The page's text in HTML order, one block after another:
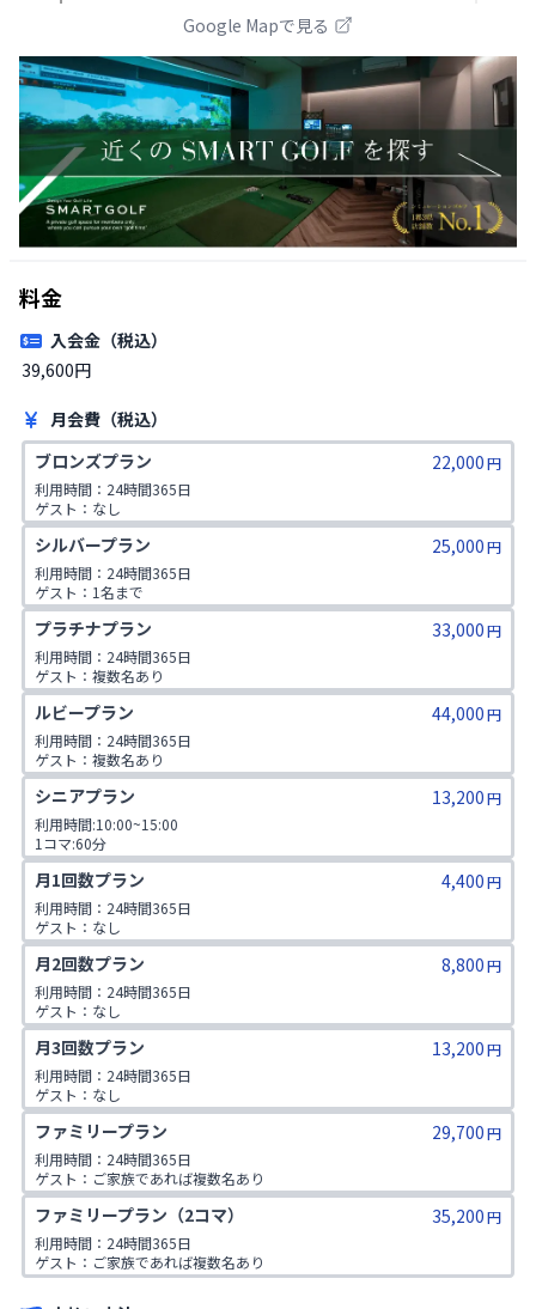
Google Mapで見る
料金
入会金（税込）
39,600円
月会費（税込）
ブロンズプラン
22,000円
利用時間：24時間365日
ゲスト：なし
シルバープラン 25,000円
利用時間：24時間365日
ゲスト：1名まで
プラチナプラン 33,000円
利用時間：24時間365日
ゲスト：複数名あり
1日2コマ予約可
ルビープラン 44,000円
利用時間：24時間365日
ゲスト：複数名あり
1日3コマ予約可
シニアプラン 13,200円
利用時間:10:00~15:00
1コマ:60分
対象年齢:60歳以上
ゲスト:無し
月1回数プラン 4,400円
利用時間：24時間365日
ゲスト：なし
月2回数プラン 8,800円
利用時間：24時間365日
ゲスト：なし
月3回数プラン 13,200円
利用時間：24時間365日
ゲスト：なし
ファミリープラン 29,700円
利用時間：24時間365日
ゲスト：ご家族であれば複数名あり
※ご入会時にご家族名の登録をお願いしております。二親等までのご家
族が対象です。
ファミリープラン（2コマ） 35,200円
利用時間：24時間365日
ゲスト：ご家族であれば複数名あり
※ご入会時にご家族名の登録をお願いしております。二親等までのご家